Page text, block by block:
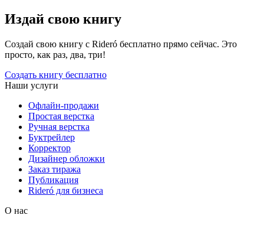
Издай свою книгу
Создай свою книгу с Rideró бесплатно прямо сейчас. Это
просто, как раз, два, три!
Создать книгу бесплатно
Наши услуги
Офлайн-продажи
Простая верстка
Ручная верстка
Буктрейлер
Корректор
Дизайнер обложки
Заказ тиража
Публикация
Rideró для бизнеса
О нас